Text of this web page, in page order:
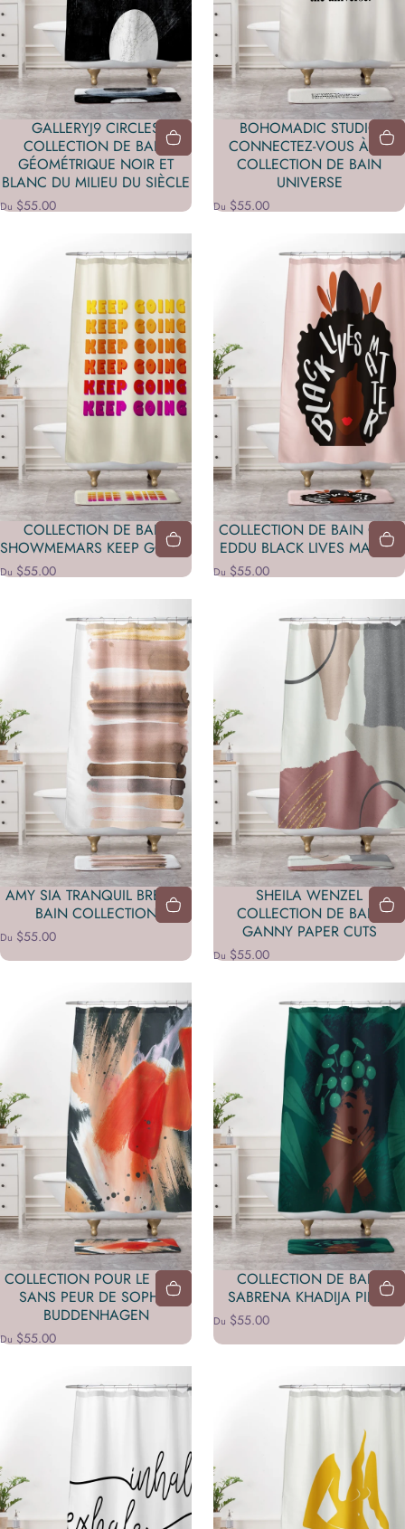
GALLERYJ9 CIRCLES
COLLECTION DE BAIN
GÉOMÉTRIQUE NOIR ET
BLANC DU MILIEU DU SIÈCLE
Du $55.00
BOHOMADIC STUDIO
CONNECTEZ-VOUS À LA
COLLECTION DE BAIN
UNIVERSE
Du $55.00
COLLECTION DE BAIN
SHOWMEMARS KEEP GOING
Du $55.00
COLLECTION DE BAIN ORIS
EDDU BLACK LIVES MATTER
Du $55.00
AMY SIA TRANQUIL BREATH
BAIN COLLECTION
Du $55.00
SHEILA WENZEL
COLLECTION DE BAIN
GANNY PAPER CUTS
Du $55.00
COLLECTION POUR LE BAIN
SANS PEUR DE SOPHIA
BUDDENHAGEN
Du $55.00
COLLECTION DE BAIN
SABRENA KHADIJA PILEA
Du $55.00